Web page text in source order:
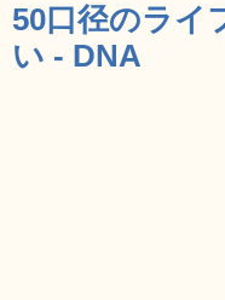
50口径のライ
い - DNA